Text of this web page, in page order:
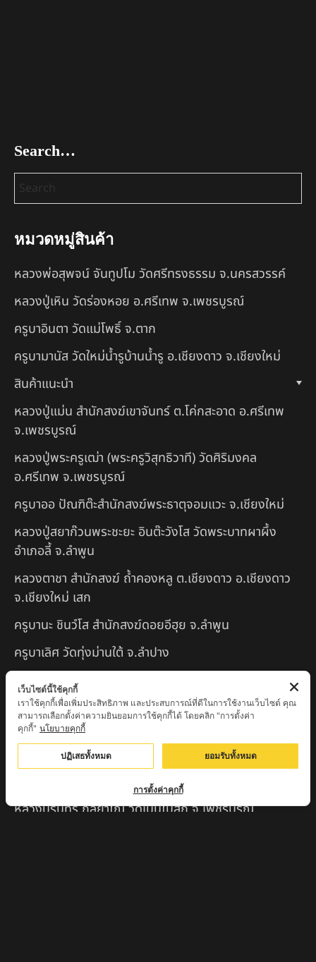
Search…
หมวดหมู่สินค้า
หลวงพ่อสุพจน์ จันทูปโม วัดศรีทรงธรรม จ.นครสวรรค์
หลวงปู่เหิน วัดร่องหอย อ.ศรีเทพ จ.เพชรบูรณ์
ครูบาอินตา วัดแม่โพธิ์ จ.ตาก
ครูบามานัส วัดใหม่น้ำรูบ้านน้ำรู อ.เชียงดาว จ.เชียงใหม่
สินค้าแนะนำ
หลวงปู่แม่น สำนักสงฆ์เขาจันทร์ ต.โค่กสะอาด อ.ศรีเทพ
จ.เพชรบูรณ์
หลวงปู่พระครูเฒ่า (พระครูวิสุทธิวาที) วัดศิริมงคล
อ.ศรีเทพ จ.เพชรบูรณ์
ครูบาออ ปัณฑิต๊ะสำนักสงฆ์พระธาตุจอมแวะ จ.เชียงใหม่
หลวงปู่สยาก๊วนพระชะยะ อินต๊ะวังโส วัดพระบาทผาผึ้ง
อำเภอลี้ จ.ลำพูน
หลวงตาชา สำนักสงฆ์ ถ้ำคองหลู ต.เชียงดาว อ.เชียงดาว
จ.เชียงใหม่ เสก
ครูบานะ ชินวํโส สำนักสงฆ์ดอยอีฮุย จ.ลำพูน
ครูบาเลิศ วัดทุ่งม่านใต้ จ.ลำปาง
หลวงปู่หนู นรินโท วัดวังท่าดี จ.เพชรบูรณ์
ครูบาทอง วัดก้อท่า จ.ลำพูน
ครูบาตุ๊เจ้าปู่หว่าหลิ่ง วิระทะโย วัดเวฬุวัน อ.เชียงดาว
จ.เชียงใหม่
ครูบาศรี สุจิตโต บ้านสบก๋ง จ.ลำปาง
หลวงปู่รินทร์ กลฺยาโณ วัดเนินโบสถ์ จ.เพชรบูรณ์
เว็บไซต์นี้ใช้คุกกี้
เราใช้คุกกี้เพื่อเพิ่มประสิทธิภาพ และประสบการณ์ที่ดีในการใช้งานเว็บไซต์ คุณ
สามารถเลือกตั้งค่าความยินยอมการใช้คุกกี้ได้ โดยคลิก "การตั้งค่า
คุกกี้" นโยบายคุกกี้
ปฏิเสธทั้งหมด ยอมรับทั้งหมด
การตั้งค่าคุกกี้